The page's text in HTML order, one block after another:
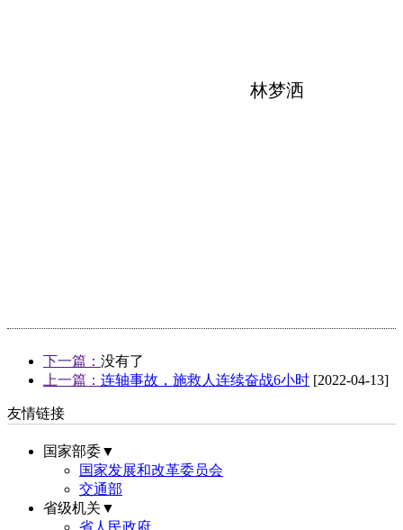
林梦洒
下一篇： 没有了
上一篇： 连轴事故，施救人连续奋战6小时 [2022-04-13]
友情链接
国家部委▼
国家发展和改革委员会
交通部
省级机关▼
省人民政府